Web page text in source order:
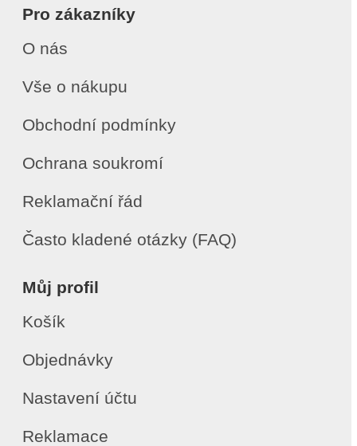
Pro zákazníky
O nás
Vše o nákupu
Obchodní podmínky
Ochrana soukromí
Reklamační řád
Často kladené otázky (FAQ)
Můj profil
Košík
Objednávky
Nastavení účtu
Reklamace